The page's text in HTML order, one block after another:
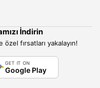
İndirin
fırsatları yakalayın!
GET IT ON
Google Play